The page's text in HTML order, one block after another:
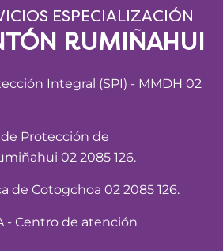
ESPECIALIZACIÓN
RUMIÑAHUI
Integral (SPI) - MMDH 02
Protección de
02 2085 126.
de Cotogchoa 02 2085 126.
- Centro de atención